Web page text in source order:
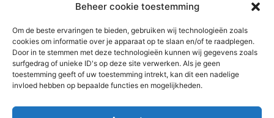
Beheer cookie toestemming
Om de beste ervaringen te bieden, gebruiken wij technologieën zoals
cookies om informatie over je apparaat op te slaan en/of te raadplegen.
Door in te stemmen met deze technologieën kunnen wij gegevens zoals
surfgedrag of unieke ID's op deze site verwerken. Als je geen
toestemming geeft of uw toestemming intrekt, kan dit een nadelige
invloed hebben op bepaalde functies en mogelijkheden.
Mijn naam, e-mail en site opslaan in deze browser voor de
volgende keer wanneer ik een reactie plaats.